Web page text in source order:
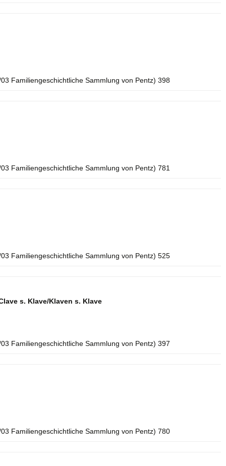
Familiengeschichtliche Sammlung von Pentz) 398
Familiengeschichtliche Sammlung von Pentz) 781
Familiengeschichtliche Sammlung von Pentz) 525
s. Klave/Klaven s. Klave
Familiengeschichtliche Sammlung von Pentz) 397
Familiengeschichtliche Sammlung von Pentz) 780